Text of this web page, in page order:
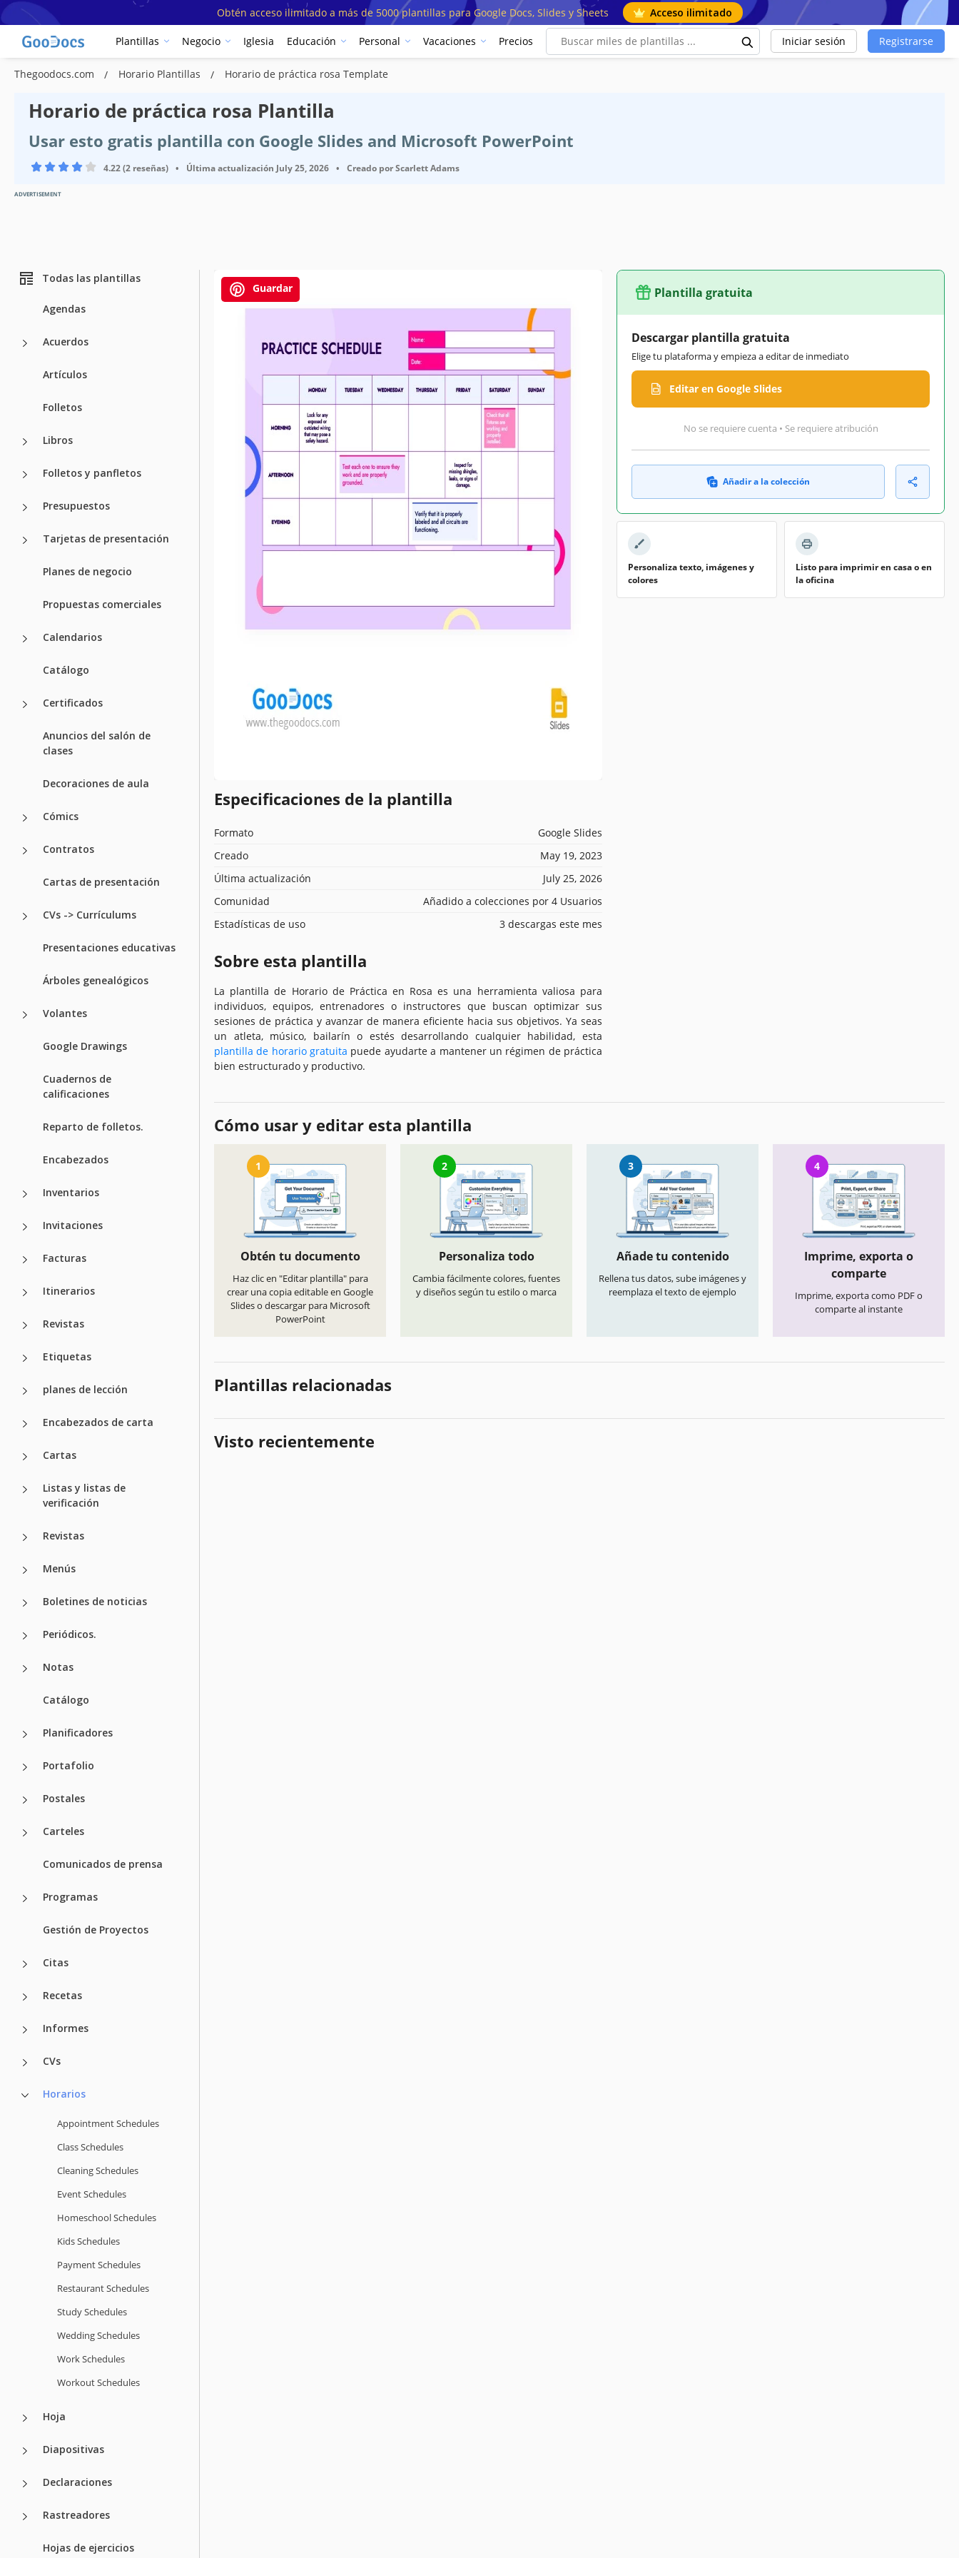
Obtén acceso ilimitado a más de 5000 plantillas para Google Docs, Slides y Sheets Acceso ilimitado
Plantillas Negocio Iglesia Educación Personal Vacaciones Precios Iniciar sesión Registrarse
Thegoodocs.com Horario Plantillas Horario de práctica rosa Template
Horario de práctica rosa Plantilla
Usar esto gratis plantilla con Google Slides and Microsoft PowerPoint
4.22 (2 reseñas) • Última actualización July 25, 2026 • Creado porScarlett Adams
ADVERTISEMENT
Todas las plantillas
Agendas
Acuerdos
Artículos
Folletos
Libros
Folletos y panfletos
Presupuestos
Tarjetas de presentación
Planes de negocio
Propuestas comerciales
Calendarios
Catálogo
Certificados
Anuncios del salón de
clases
Decoraciones de aula
Cómics
Contratos
Cartas de presentación
CVs -> Currículums
Presentaciones educativas
Árboles genealógicos
Volantes
Google Drawings
Cuadernos de
calificaciones
Reparto de folletos.
Encabezados
Inventarios
Invitaciones
Facturas
Itinerarios
Revistas
Etiquetas
planes de lección
Encabezados de carta
Cartas
Listas y listas de
verificación
Revistas
Menús
Boletines de noticias
Periódicos.
Notas
Catálogo
Planificadores
Portafolio
Postales
Carteles
Comunicados de prensa
Programas
Gestión de Proyectos
Citas
Recetas
Informes
CVs
Horarios
Appointment Schedules
Class Schedules
Cleaning Schedules
Event Schedules
Homeschool Schedules
Kids Schedules
Payment Schedules
Restaurant Schedules
Study Schedules
Wedding Schedules
Work Schedules
Workout Schedules
Hoja
Diapositivas
Declaraciones
Rastreadores
Hojas de ejercicios
Guardar
Especificaciones de la plantilla
Formato
Google Slides
Creado
May 19, 2023
Última actualización
July 25, 2026
Comunidad
Añadido a colecciones por 4 Usuarios
Estadísticas de uso
3 descargas este mes
Sobre esta plantilla
La plantilla de Horario de Práctica en Rosa es una herramienta valiosa para
individuos, equipos, entrenadores o instructores que buscan optimizar sus
sesiones de práctica y avanzar de manera eficiente hacia sus objetivos. Ya seas
un atleta, músico, bailarín o estés desarrollando cualquier habilidad, esta
plantilla de horario gratuita puede ayudarte a mantener un régimen de práctica
bien estructurado y productivo.
Plantilla gratuita
Descargar plantilla gratuita
Elige tu plataforma y empieza a editar de inmediato
Editar en Google Slides
No se requiere cuenta • Se requiere atribución
Añadir a la colección
Personaliza texto, imágenes y
colores
Listo para imprimir en casa o en
la oficina
Cómo usar y editar esta plantilla
1
Obtén tu documento
Haz clic en "Editar plantilla" para
crear una copia editable en Google
Slides o descargar para Microsoft
PowerPoint
2
Personaliza todo
Cambia fácilmente colores, fuentes
y diseños según tu estilo o marca
3
Añade tu contenido
Rellena tus datos, sube imágenes y
reemplaza el texto de ejemplo
4
Imprime, exporta o
comparte
Imprime, exporta como PDF o
comparte al instante
Plantillas relacionadas
Visto recientemente